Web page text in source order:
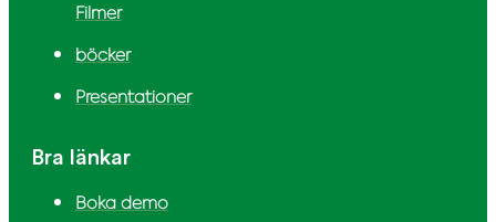
Filmer
böcker
Presentationer
Bra länkar
Boka demo